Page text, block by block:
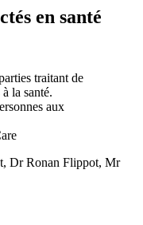
en santé
traitant de
la santé.
aux
Dr Ronan Flippot, Mr